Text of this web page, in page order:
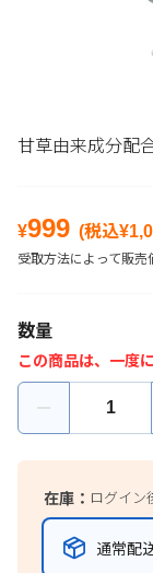
甘草由来成分配
¥999 (税込¥
受取方法によって販売
数量
この商品は、一度
在庫： ログイン
通常配